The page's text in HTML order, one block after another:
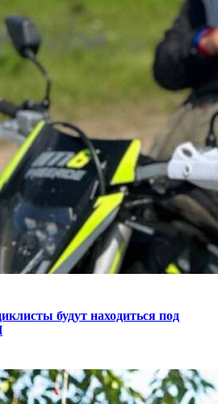
будут находиться под